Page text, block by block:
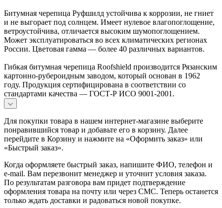
Битумная черепица Руфшилд устойчива к коррозии, не гниет
и не выгорает под солнцем. Имеет нулевое влагопоглощение,
ветроустойчива, отличается высоким шумопоглощением.
Может эксплуатироваться во всех климатических регионах
России. Цветовая гамма — более 40 различных вариантов.
Гибкая битумная черепица Roofshield производится Рязанским
картонно-рубероидным заводом, который основан в 1962
году. Продукция сертифицирована в соответствии со
стандартами качества — ГОСТ-Р ИСО 9001-2001.
Для покупки товара в нашем интернет-магазине выберите
понравившийся товар и добавьте его в корзину. Далее
перейдите в Корзину и нажмите на «Оформить заказ» или
«Быстрый заказ».
Когда оформляете быстрый заказ, напишите ФИО, телефон и
e-mail. Вам перезвонит менеджер и уточнит условия заказа.
По результатам разговора вам придет подтверждение
оформления товара на почту или через СМС. Теперь останется
только ждать доставки и радоваться новой покупке.